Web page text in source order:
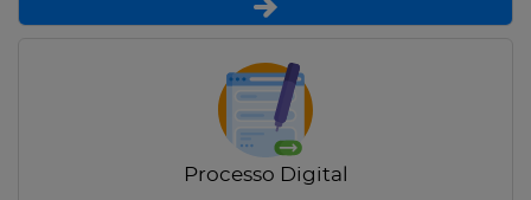
Processo Digital